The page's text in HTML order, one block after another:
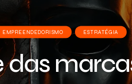
EMPREENDEDORISMO ESTRATÉGIA
das